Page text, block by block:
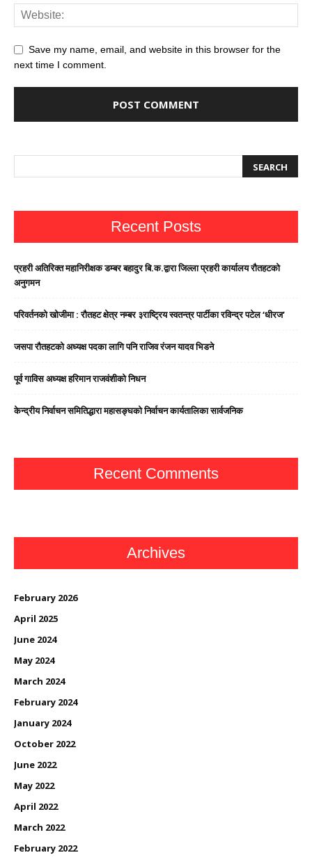
Save my name, email, and website in this browser for the
next time I comment.
Recent Posts
प्रहरी अतिरिक्त महानिरीक्षक डम्बर बहादुर बि.क.द्वारा जिल्ला प्रहरी कार्यालय रौतहटको
अनुगमन
परिवर्तनको खोजीमा : रौतहट क्षेत्र नम्बर ३राष्ट्रिय स्वतन्त्र पार्टीका रविन्द्र पटेल ‘धीरज’
जसपा राैतहटको अध्यक्ष पदका लागि पनि राजिव रंजन यादव भिडने
पूर्व गाविस अध्यक्ष हरिमान राजवंशीको निधन
केन्द्रीय निर्वाचन समितिद्धारा महासङ्घको निर्वाचन कार्यतालिका सार्वजनिक
Recent Comments
Archives
February 2026
April 2025
June 2024
May 2024
March 2024
February 2024
January 2024
October 2022
June 2022
May 2022
April 2022
March 2022
February 2022